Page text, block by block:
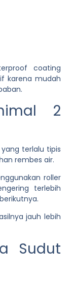
coating
karena mudah
2
terlalu tipis
rembes air.
roller
terlebih
jauh lebih
Sudut